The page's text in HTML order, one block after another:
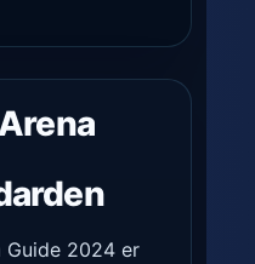
Guide 2024 er